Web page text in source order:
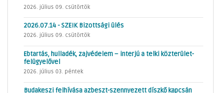
2026. július 09. csütörtök
2026.07.14 - SZEIK Bizottsági ülés
2026. július 09. csütörtök
Ebtartás, hulladék, zajvédelem – interjú a telki közterület-
felügyelővel
2026. július 03. péntek
Budakeszi felhívása azbeszt-szennyezett díszkő kapcsán